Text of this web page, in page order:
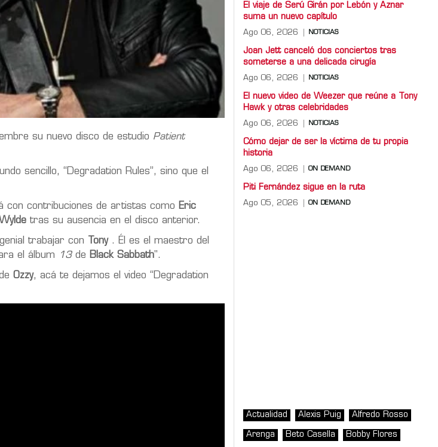
su nuevo disco de estudio Patient
sencillo, “Degradation Rules”, sino que el
contribuciones de artistas como Eric
tras su ausencia en el disco anterior.
trabajar con Tony. Él es el maestro del
el álbum
13de Black Sabbath".
Ozzy, acá te dejamos el video “Degradation
El viaje de Serú Girán por Lebón y Aznar
suma un nuevo capítulo
Ago 06, 2026 NOTICIAS
Joan Jett canceló dos conciertos tras
someterse a una delicada cirugía
Ago 06, 2026 NOTICIAS
El nuevo video de Weezer que reúne a Tony
Hawk y otras celebridades
Ago 06, 2026 NOTICIAS
Cómo dejar de ser la víctima de tu propia
historia
Ago 06, 2026 ON DEMAND
Piti Fernández sigue en la ruta
Ago 05, 2026 ON DEMAND
Actualidad Alexis Puig Alfredo Rosso
Arenga Beto Casella Bobby Flores